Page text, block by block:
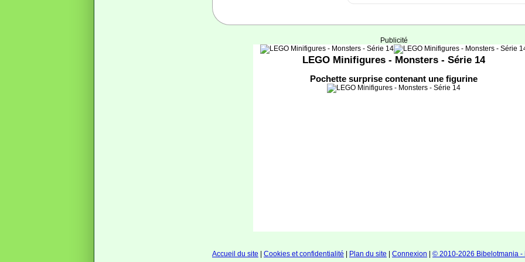
Publicité
LEGO Minifigures - Monsters - Série 14
Pochette surprise contenant une figurine
Accueil du site Cookies et confidentialité Plan du site Connexion © 2010-2026 Bibelotmania -